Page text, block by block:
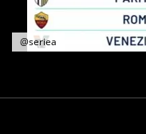
@seriea